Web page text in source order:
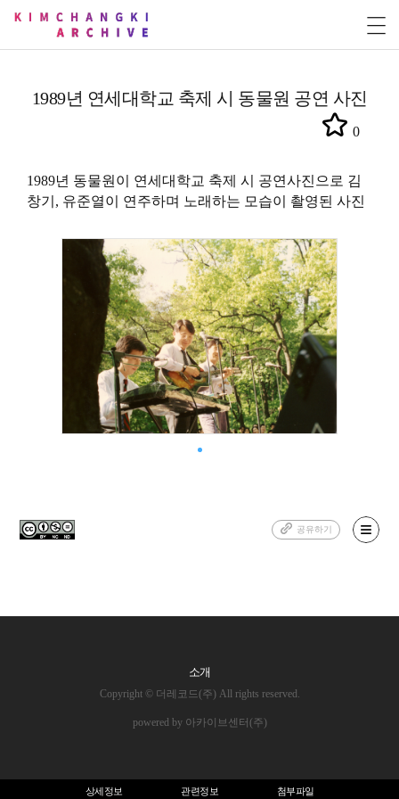
1989년 연세대학교 축제 시 동물원 공연 사진
0
1989년 동물원이 연세대학교 축제 시 공연사진으로 김
창기, 유준열이 연주하며 노래하는 모습이 촬영된 사진
공유하기
상세정보 관련정보 첨부파일
소개
Copyright © 더레코드(주) All rights reserved.
powered by 아카이브센터(주)